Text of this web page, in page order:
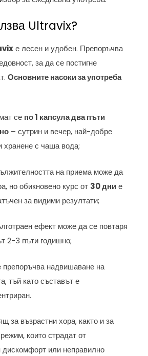
Ultravix?
е лесен и удобен. Препоръчва
за да се постигне
Основните насоки за употреба
се по 1 капсула два пъти
– сутрин и вечер, най-добре
хранене с чаша вода;
на приема може да
но обикновено курс от 30 дние
за видими резултати;
ефект може да се повтаря
2-3 пъти годишно;
препоръчва надвишаване на
тъй като съставът е
за възрастни хора, както и за
които страдат от
или неправилно